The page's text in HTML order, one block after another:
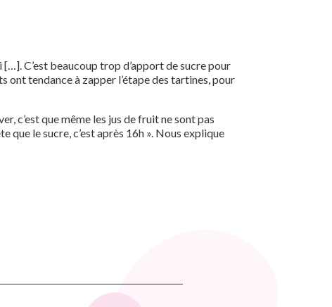
C’est beaucoup trop d’apport de sucre pour
ont tendance à zapper l’étape des tartines, pour
c’est que même les jus de fruit ne sont pas
que le sucre, c’est après 16h ». Nous explique